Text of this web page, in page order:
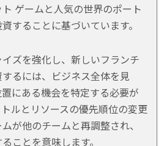
ゲームと人気の世界のポート
することに基づいています。
ズを強化し、新しいフランチ
るには、ビジネス全体を見
にある機会を特定する必要が
ルとリソースの優先順位の変更
が他のチームと再調整され、
ことを意味します。